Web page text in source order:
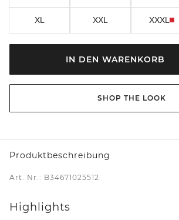
XL XXL XXXL
IN DEN WARENKORB
SHOP THE LOOK
Produktbeschreibung
Art. Nr.: B34671025512
Highlights